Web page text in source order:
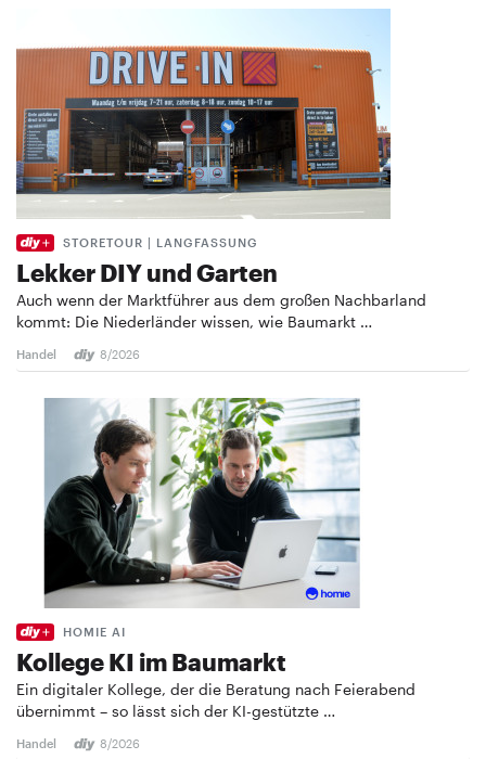
STORETOUR | LANGFASSUNG
Lekker DIY und Garten
Auch wenn der Marktführer aus dem großen Nachbarland
kommt: Die Niederländer wissen, wie Baumarkt …
Handel 8/2026
HOMIE AI
Kollege KI im Baumarkt
Ein digitaler Kollege, der die Beratung nach Feierabend
übernimmt – so lässt sich der KI-gestützte …
Handel 8/2026